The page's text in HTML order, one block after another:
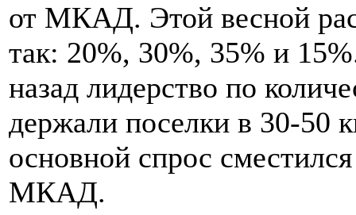
от МКАД. Этой весной
так: 20%, 30%, 35% и
назад лидерство по
держали поселки в 30-50
основной спрос
МКАД.